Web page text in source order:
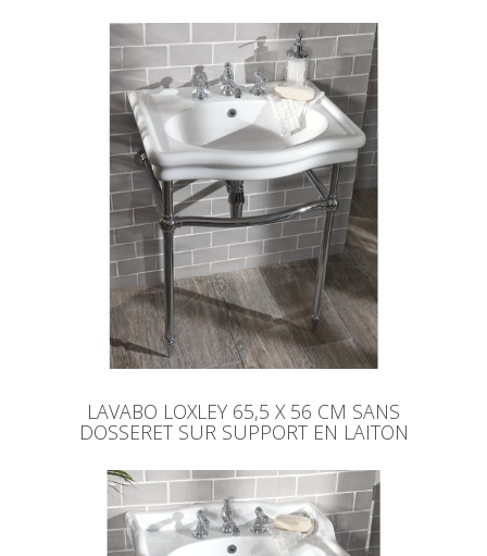
LAVABO LOXLEY 65,5 X 56 CM SANS
DOSSERET SUR SUPPORT EN LAITON